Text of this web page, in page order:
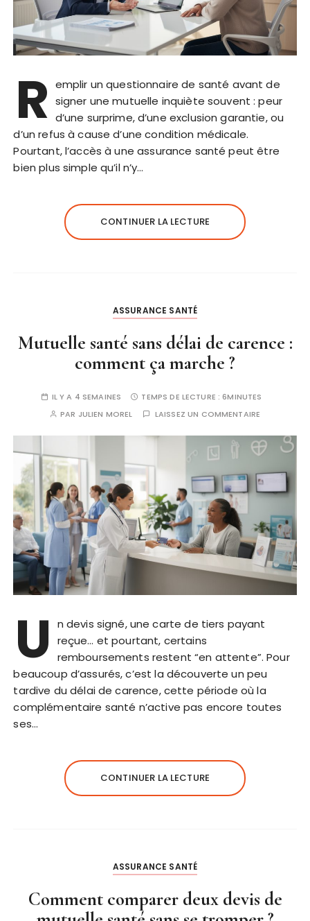
R emplir un questionnaire de santé avant de
signer une mutuelle inquiète souvent : peur
d’une surprime, d’une exclusion garantie, ou
d’un refus à cause d’une condition médicale.
Pourtant, l’accès à une assurance santé peut être
bien plus simple qu’il n’y…
CONTINUER LA LECTURE
ASSURANCE SANTÉ
Mutuelle santé sans délai de carence :
comment ça marche ?
IL Y A 4 SEMAINES TEMPS DE LECTURE :6MINUTES
PAR JULIEN MOREL LAISSEZ UN COMMENTAIRE
U
n devis signé, une carte de tiers payant
reçue… et pourtant, certains
remboursements restent “en attente”. Pour
beaucoup d’assurés, c’est la découverte un peu
tardive du délai de carence, cette période où la
complémentaire santé n’active pas encore toutes
ses…
CONTINUER LA LECTURE
ASSURANCE SANTÉ
Comment comparer deux devis de